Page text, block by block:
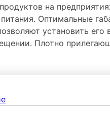
на
Оптимальные
установить его
Плотно